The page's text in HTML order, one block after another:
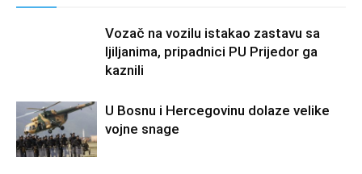
Vozač na vozilu istakao zastavu sa
ljiljanima, pripadnici PU Prijedor ga
kaznili
U Bosnu i Hercegovinu dolaze velike
vojne snage